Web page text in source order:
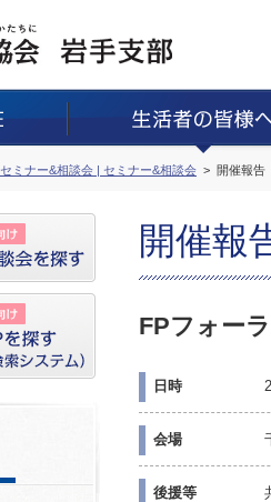
セミナー&相談会 | セミナー&相談会 開催報告
開催報
FPフォー
日時
会場
後援等